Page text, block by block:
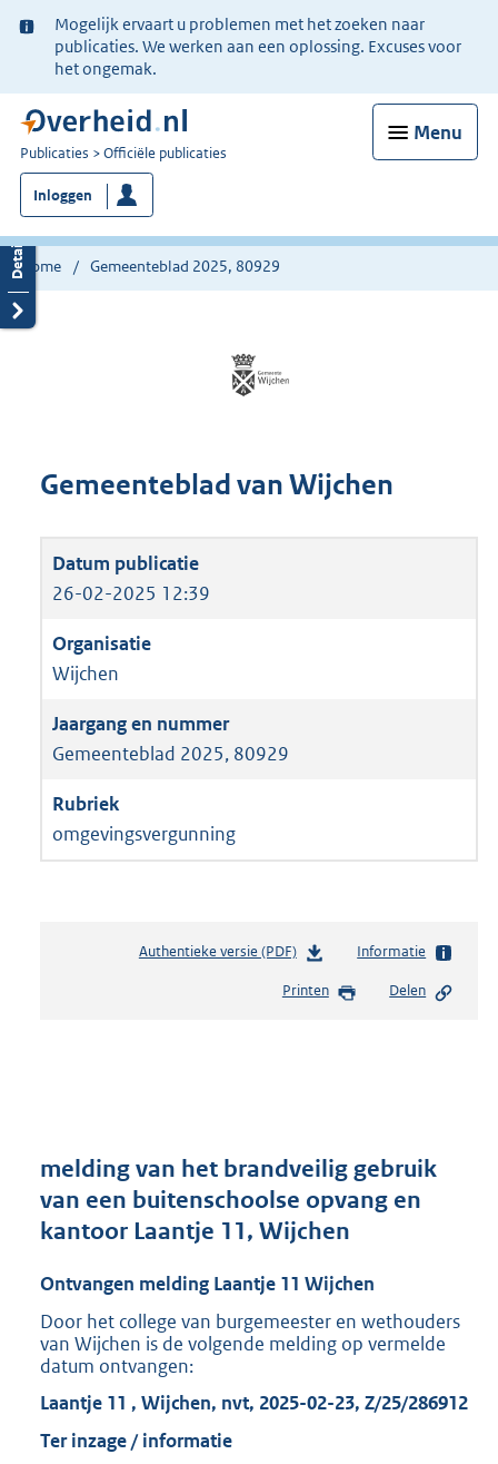
Ter
informatie:
Mogelijk ervaart u problemen met het zoeken naar
publicaties. We werken aan een oplossing. Excuses voor
het ongemak.
Menu
U
bent
nu
hier:
Publicaties Officiële publicaties
Inloggen
Home Gemeenteblad 2025, 80929
Gemeenteblad van Wijchen
26-02-2025 12:39
Wijchen
Gemeenteblad 2025, 80929
omgevingsvergunning
Authentieke versie (PDF)b
s
r
o
t
e
8
1
K
Informatie
Printen Delen
melding van het brandveilig gebruik
van een buitenschoolse opvang en
kantoor Laantje 11, Wijchen
Ontvangen melding Laantje 11 Wijchen
Door het college van burgemeester en wethouders
van Wijchen is de volgende melding op vermelde
datum ontvangen:
Laantje 11 , Wijchen, nvt, 2025-02-23, Z/25/286912
Ter inzage / informatie